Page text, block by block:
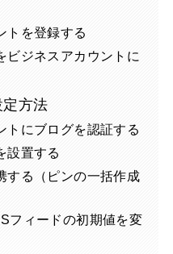
トを登録する
ビジネスアカウントに
方法
トにブログを認証する
設置する
する（ピンの一括作成
フィードの初期値を変